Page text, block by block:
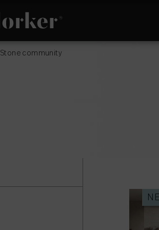
RÄUME
Stone community